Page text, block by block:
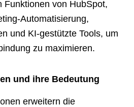
Funktionen von HubSpot,
Automatisierung,
und KI-gestützte Tools, um
zu maximieren.
und ihre Bedeutung
erweitern die